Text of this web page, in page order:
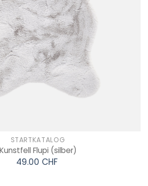
STARTKATALOG
Kunstfell Flupi (silber)
49.00 CHF